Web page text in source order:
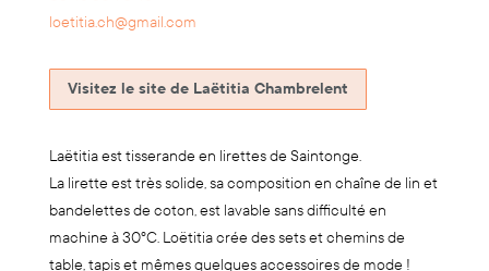
loetitia.ch@gmail.com
Visitez le site de Laëtitia Chambrelent
Laëtitia est tisserande en lirettes de Saintonge.
La lirette est très solide, sa composition en chaîne de lin et
bandelettes de coton, est lavable sans difficulté en
machine à 30°C. Loëtitia crée des sets et chemins de
table, tapis et mêmes quelques accessoires de mode !